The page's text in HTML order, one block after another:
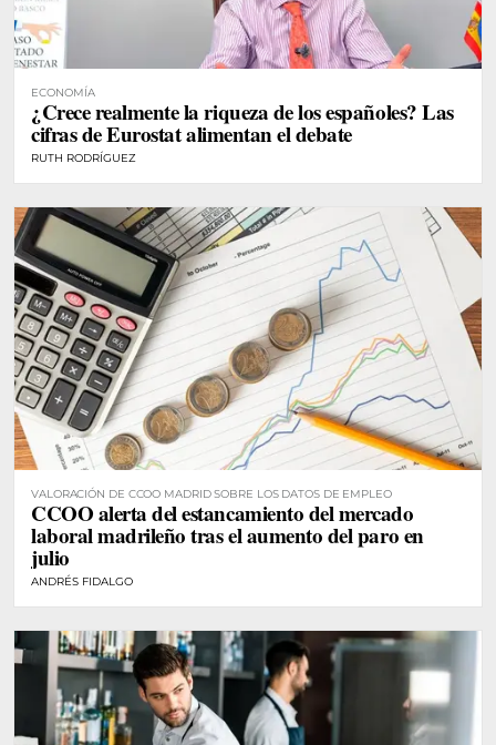
ECONOMÍA
¿Crece realmente la riqueza de los españoles? Las
cifras de Eurostat alimentan el debate
RUTH RODRÍGUEZ
VALORACIÓN DE CCOO MADRID SOBRE LOS DATOS DE EMPLEO
CCOO alerta del estancamiento del mercado
laboral madrileño tras el aumento del paro en
julio
ANDRÉS FIDALGO